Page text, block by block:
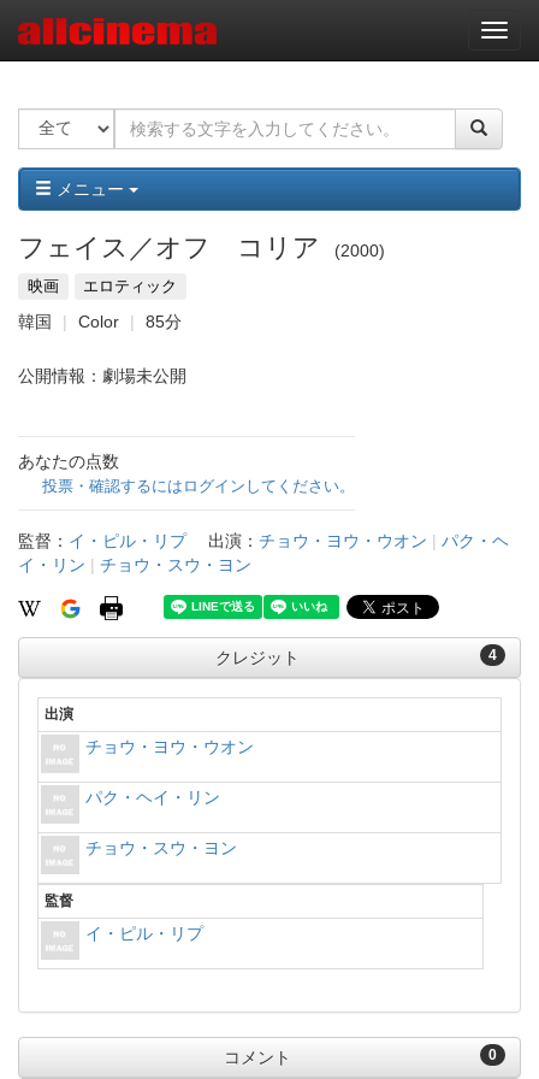
ナ
ビ
ー
ョ
ン
メニュー
フェイス／オフ コリア 2000
映画 エロティック
韓国 Color 85分
公開情報：劇場未公開
あなたの点数
投票・確認するにはログインしてください。
監督： イ・ピル・リプ 出演： チョウ・ヨウ・ウオン | パク・ヘ
イ・リン | チョウ・スウ・ヨン
4
クレジット
出演
チョウ・ヨウ・ウオン
パク・ヘイ・リン
チョウ・スウ・ヨン
監督
イ・ピル・リプ
0
コメント